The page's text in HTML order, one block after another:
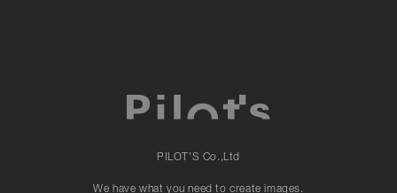
PILOT'S Co.,Ltd
We have what you need to create images.